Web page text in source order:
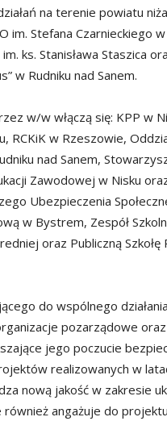
na terenie powiatu
im. Stefana Czarnieckiego
ks. Stanisława Staszica
w Rudniku nad Sanem.
w/w włączą się: KPP w
RCKiK w Rzeszowie,
nad Sanem,
Zawodowej w Nisku
Ubezpieczenia
w Bystrem, Zespół
oraz Publiczną
do wspólnego
pozarządowe
jego poczucie
realizowanych w
nową jakość w zakresie
również angażuje do